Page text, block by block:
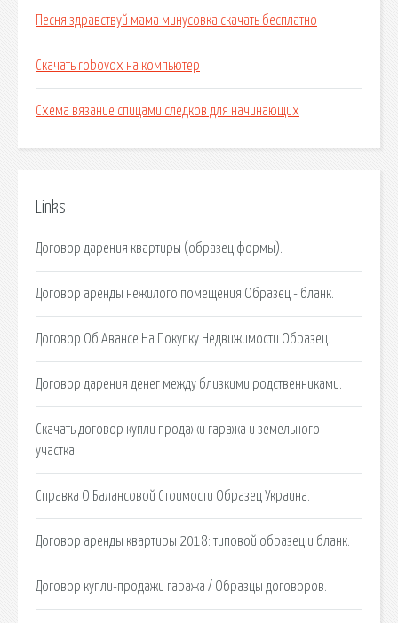
Песня здравствуй мама минусовка скачать бесплатно
Скачать robovox на компьютер
Схема вязание спицами следков для начинающих
Links
Договор дарения квартиры (образец формы).
Договор аренды нежилого помещения Образец - бланк.
Договор Об Авансе На Покупку Недвижимости Образец.
Договор дарения денег между близкими родственниками.
Скачать договор купли продажи гаража и земельного
участка.
Справка О Балансовой Стоимости Образец Украина.
Договор аренды квартиры 2018: типовой образец и бланк.
Договор купли-продажи гаража / Образцы договоров.